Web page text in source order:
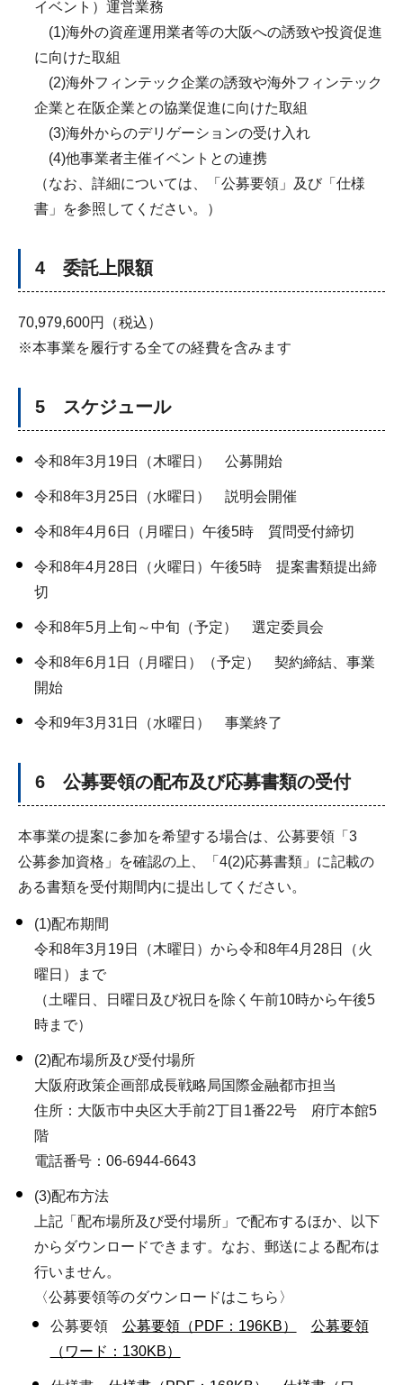
イベント）運営業務
(1)海外の資産運用業者等の大阪への誘致や投資促進
に向けた取組
(2)海外フィンテック企業の誘致や海外フィンテック
企業と在阪企業との協業促進に向けた取組
(3)海外からのデリゲーションの受け入れ
(4)他事業者主催イベントとの連携
（なお、詳細については、「公募要領」及び「仕様
書」を参照してください。）
4 委託上限額
70,979,600円（税込）
※本事業を履行する全ての経費を含みます
5 スケジュール
令和8年3月19日（木曜日） 公募開始
令和8年3月25日（水曜日） 説明会開催
令和8年4月6日（月曜日）午後5時 質問受付締切
令和8年4月28日（火曜日）午後5時 提案書類提出締
切
令和8年5月上旬～中旬（予定） 選定委員会
令和8年6月1日（月曜日）（予定） 契約締結、事業
開始
令和9年3月31日（水曜日） 事業終了
6 公募要領の配布及び応募書類の受付
本事業の提案に参加を希望する場合は、公募要領「3
公募参加資格」を確認の上、「4(2)応募書類」に記載の
ある書類を受付期間内に提出してください。
(1)配布期間
令和8年3月19日（木曜日）から令和8年4月28日（火
曜日）まで
（土曜日、日曜日及び祝日を除く午前10時から午後5
時まで）
(2)配布場所及び受付場所
大阪府政策企画部成長戦略局国際金融都市担当
住所：大阪市中央区大手前2丁目1番22号 府庁本館5
階
電話番号：06-6944-6643
(3)配布方法
上記「配布場所及び受付場所」で配布するほか、以下
からダウンロードできます。なお、郵送による配布は
行いません。
〈公募要領等のダウンロードはこちら〉
公募要領 公募要領（PDF：196KB）
公募要領
（ワード：130KB）